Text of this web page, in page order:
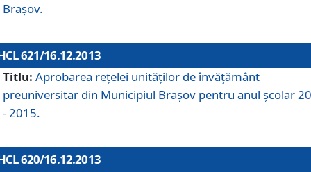
Braşov.
621/16.12.2013
Titlu: Aprobarea reţelei unităţilor de învăţământ
preuniversitar din Municipiul Braşov pentru anul şcolar
- 2015.
620/16.12.2013